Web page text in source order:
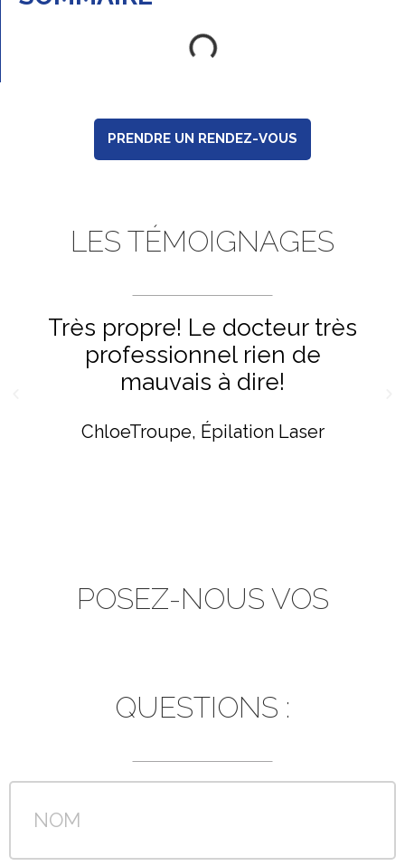
PRENDRE UN RENDEZ-VOUS
LES TÉMOIGNAGES
Très propre! Le docteur très
professionnel rien de
mauvais à dire!
ChloeTroupe Épilation Laser
POSEZ-NOUS VOS
QUESTIONS :